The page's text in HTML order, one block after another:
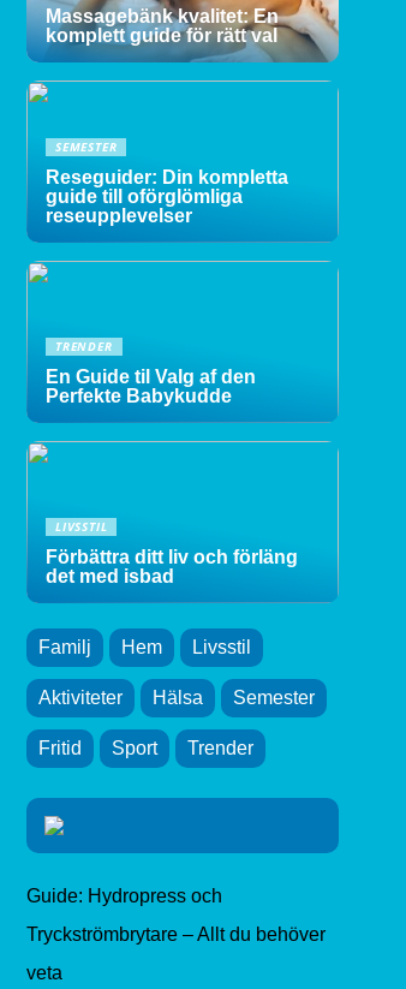
Massagebänk kvalitet: En
komplett guide för rätt val
SEMESTER
Reseguider: Din kompletta
guide till oförglömliga
reseupplevelser
TRENDER
En Guide til Valg af den
Perfekte Babykudde
LIVSSTIL
Förbättra ditt liv och förläng
det med isbad
Familj Hem Livsstil
Aktiviteter Hälsa Semester
Fritid Sport Trender
Guide: Hydropress och
Tryckströmbrytare – Allt du behöver
veta